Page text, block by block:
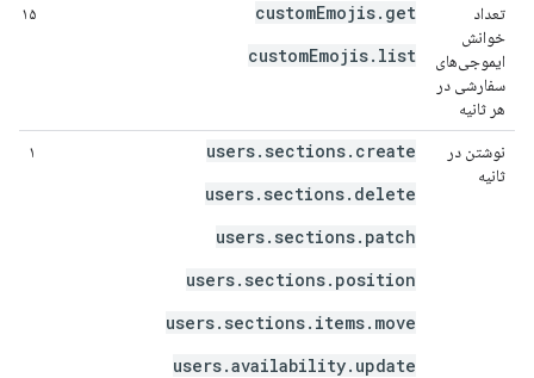
تعداد
خوانش
ایموجی‌های
سفارشی در
هر ثانیه
customEmojis.get
customEmojis.list
۱۵
نوشتن در
ثانیه
users.sections.create
users.sections.delete
users.sections.patch
users.sections.position
users.sections.items.move
users.availability.update
۱